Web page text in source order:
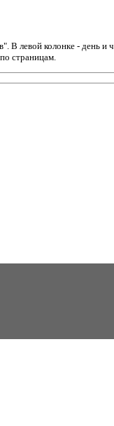
В левой колонке - день и
страницам.